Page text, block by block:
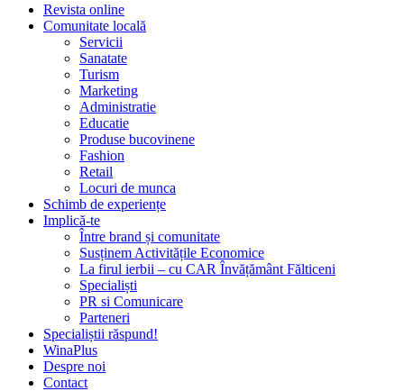
Revista online
Comunitate locală
Servicii
Sanatate
Turism
Marketing
Administratie
Educatie
Produse bucovinene
Fashion
Retail
Locuri de munca
Schimb de experiențe
Implică-te
Între brand și comunitate
Susținem Activitățile Economice
La firul ierbii – cu CAR Învățământ Fălticeni
Specialiști
PR si Comunicare
Parteneri
Specialiștii răspund!
WinaPlus
Despre noi
Contact